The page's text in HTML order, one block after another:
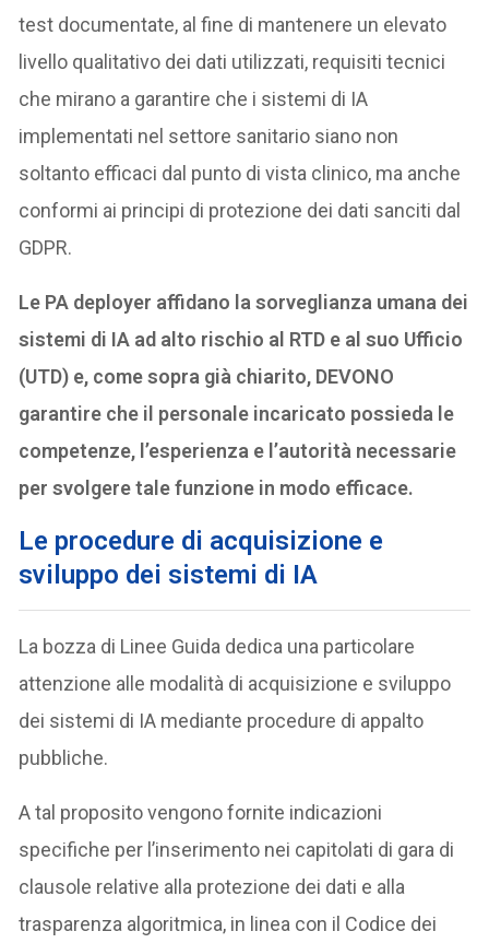
test documentate, al fine di mantenere un elevato
livello qualitativo dei dati utilizzati, requisiti tecnici
che mirano a garantire che i sistemi di IA
implementati nel settore sanitario siano non
soltanto efficaci dal punto di vista clinico, ma anche
conformi ai principi di protezione dei dati sanciti dal
GDPR.
Le PA deployer affidano la sorveglianza umana dei
sistemi di IA ad alto rischio al RTD e al suo Ufficio
(UTD) e, come sopra già chiarito, DEVONO
garantire che il personale incaricato possieda le
competenze, l’esperienza e l’autorità necessarie
per svolgere tale funzione in modo efficace.
Le procedure di acquisizione e
sviluppo dei sistemi di IA
La bozza di Linee Guida dedica una particolare
attenzione alle modalità di acquisizione e sviluppo
dei sistemi di IA mediante procedure di appalto
pubbliche.
A tal proposito vengono fornite indicazioni
specifiche per l’inserimento nei capitolati di gara di
clausole relative alla protezione dei dati e alla
trasparenza algoritmica, in linea con il Codice dei